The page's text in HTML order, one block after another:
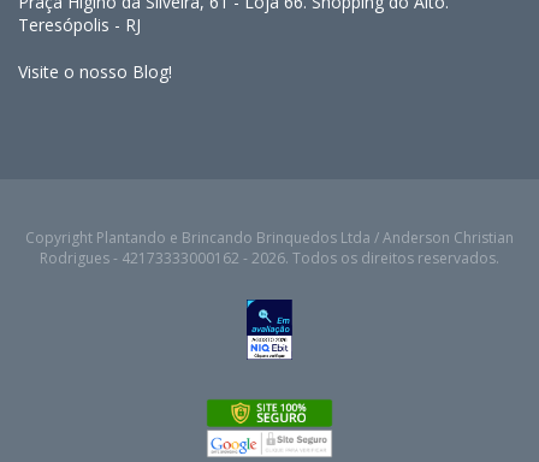
Teresópolis - RJ
Visite o nosso Blog!
Copyright Plantando e Brincando Brinquedos Ltda / Anderson Christian
Rodrigues - 42173333000162 - 2026. Todos os direitos reservados.